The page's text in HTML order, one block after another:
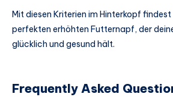
Mit diesen Kriterien im Hinterkopf
perfekten erhöhten Futternapf, der
glücklich und gesund hält.
Frequently Asked